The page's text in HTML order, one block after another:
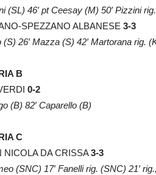
(SL) 46′ pt Ceesay (M) 50′ Pizzini
SPEZZANO ALBANESE 3-3
(S) 26′ Mazza (S) 42′ Martorana rig.
B
0-2
(B) 82′ Caparello (B)
C
NICOLA DA CRISSA3-3
(SNC) 17′ Fanelli rig. (SNC) 21′